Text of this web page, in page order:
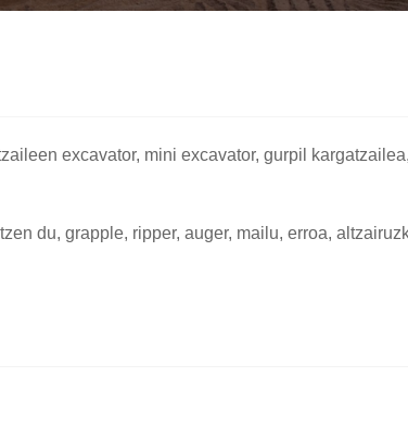
excavator, mini excavator, gurpil
du, grapple, ripper, auger, mailu, erroa,